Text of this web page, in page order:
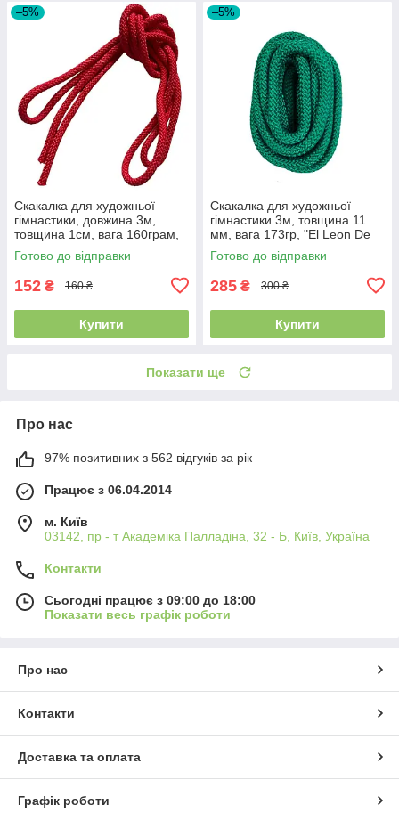
–5%
Скакалка для художньої
гімнастики, довжина 3м,
товщина 1см, вага 160грам,
Червона
Готово до відправки
152 ₴ 160 ₴
Купити
–5%
Скакалка для художньої
гімнастики 3м, товщина 11
мм, вага 173гр, "El Leon De
Oro", Іспанія, Зелений
Готово до відправки
285 ₴ 300 ₴
Купити
Показати ще
Про нас
97% позитивних з 562 відгуків за рік
Працює з 06.04.2014
м. Київ
03142, пр - т Академіка Палладіна, 32 - Б, Київ, Україна
Контакти
Сьогодні працює з 09:00 до 18:00
Показати весь графік роботи
Про нас
Контакти
Доставка та оплата
Графік роботи